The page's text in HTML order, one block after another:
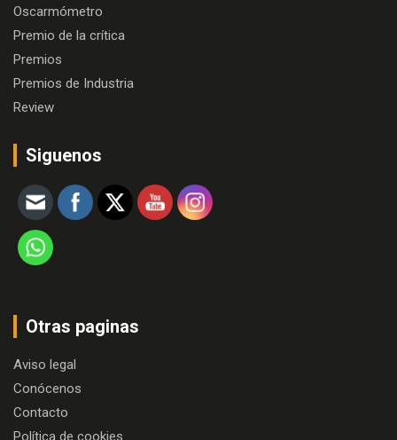
Oscarmómetro
Premio de la crítica
Premios
Premios de Industria
Review
Siguenos
Otras paginas
Aviso legal
Conócenos
Contacto
Política de cookies